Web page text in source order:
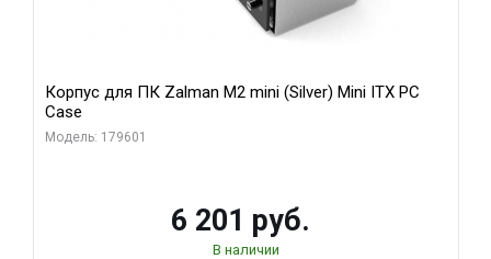
Корпус для ПК Zalman M2 mini (Silver) Mini ITX PC
Case
Модель: 179601
6 201 руб.
В наличии